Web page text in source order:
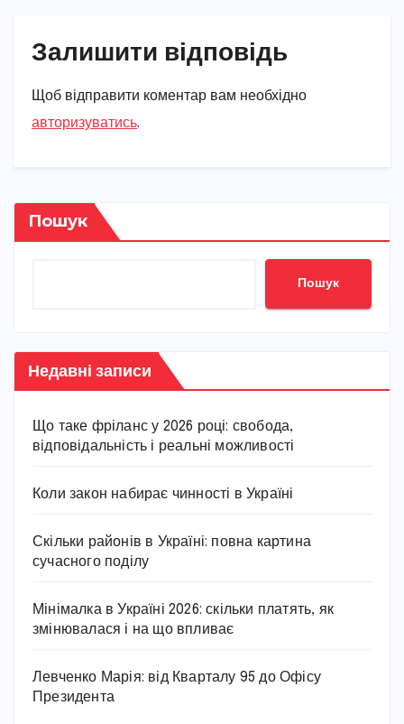
Залишити відповідь
Щоб відправити коментар вам необхідно
авторизуватись.
Пошук
Пошук
Недавні записи
Що таке фріланс у 2026 році: свобода,
відповідальність і реальні можливості
Коли закон набирає чинності в Україні
Скільки районів в Україні: повна картина
сучасного поділу
Мінімалка в Україні 2026: скільки платять, як
змінювалася і на що впливає
Левченко Марія: від Кварталу 95 до Офісу
Президента